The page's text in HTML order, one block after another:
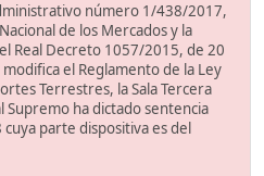
número 1/438/2017,
de los Mercados y la
Real Decreto 1057/2015, de 20
el Reglamento de la Ley
Terrestres, la Sala Tercera
Supremo ha dictado sentencia
parte dispositiva es del